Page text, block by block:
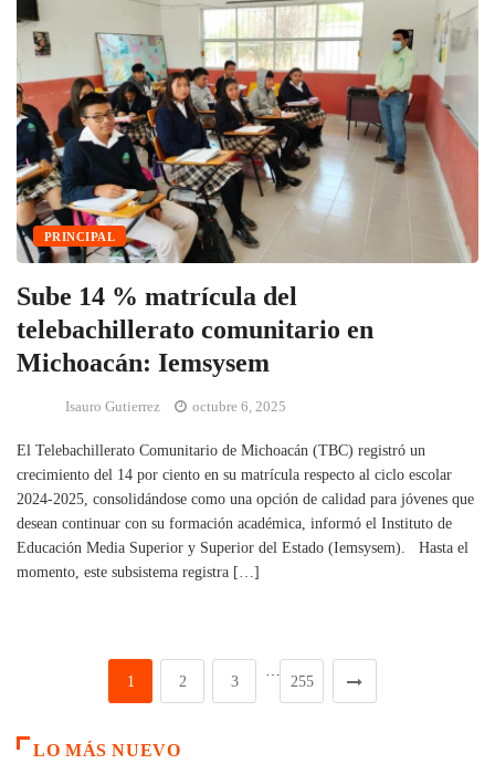
PRINCIPAL
Sube 14 % matrícula del
telebachillerato comunitario en
Michoacán: Iemsysem
Isauro Gutierrez octubre 6, 2025
El Telebachillerato Comunitario de Michoacán (TBC) registró un
crecimiento del 14 por ciento en su matrícula respecto al ciclo escolar
2024-2025, consolidándose como una opción de calidad para jóvenes que
desean continuar con su formación académica, informó el Instituto de
Educación Media Superior y Superior del Estado (Iemsysem). Hasta el
momento, este subsistema registra […]
1 2 3 255
LO MÁS NUEVO